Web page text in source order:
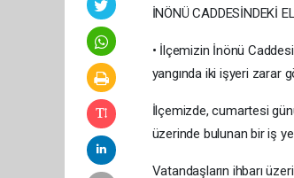
İNÖNÜ CADDESİNDEKİ
• İlçemizin İnönü
yangında iki işyeri zarar
İlçemizde, cumartesi
üzerinde bulunan bir iş
Vatandaşların ihbarı